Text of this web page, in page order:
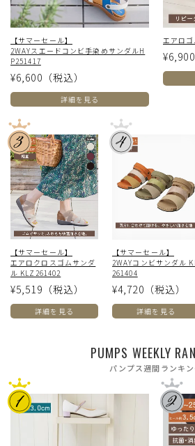
【サマーセール】
2WAYスエードコンビ手染めサンダルH
P251417
¥6,600 （税込）
詳細を見る
エアロ
¥6,900
【サマーセール】
エアロクロスゴムサンダ
ル KLZ261402
¥5,519 （税込）
詳細を見る
【サマーセール】
2WAYコンビサンダル
261404
¥4,720 （税込）
詳細を見る
PUMPS WEEKLY
パンプス週間ランキ